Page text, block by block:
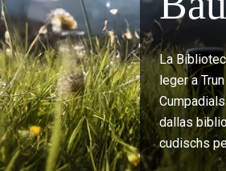
La
leger a
dallas
cudischs